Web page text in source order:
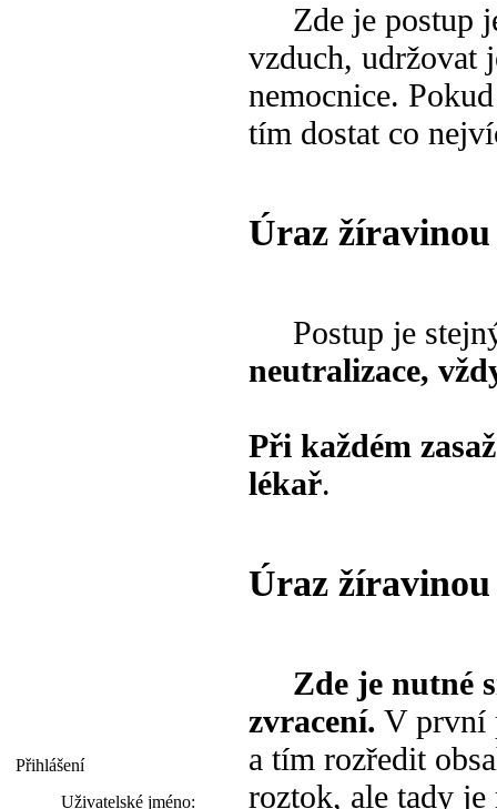
Přihlášení
Uživatelské jméno:
Zde je postup
vzduch, udržovat
nemocnice.
tím dostat co
Úraz žíravinou
Postup je
neutralizace,
Při každém
lékař.
Úraz
Zde je nutné
zvracení. V první
a tím rozředit
roztok, ale tady je